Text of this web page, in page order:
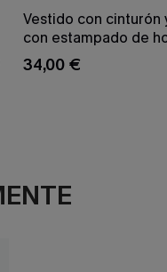
Vestido con cinturón
con estampado de
34,00 €